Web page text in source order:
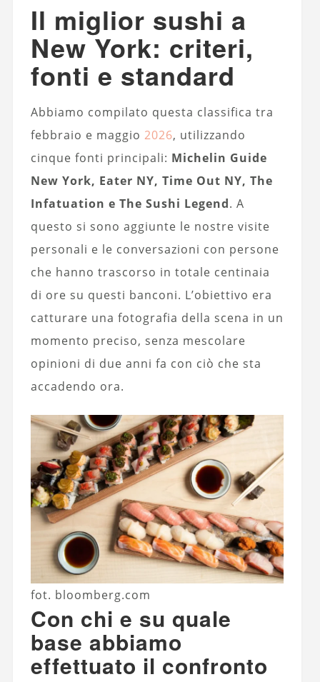
Il miglior sushi a
New York: criteri,
fonti e standard
Abbiamo compilato questa classifica tra
febbraio e maggio 2026, utilizzando
cinque fonti principali: Michelin Guide
New York, Eater NY, Time Out NY, The
Infatuation e The Sushi Legend. A
questo si sono aggiunte le nostre visite
personali e le conversazioni con persone
che hanno trascorso in totale centinaia
di ore su questi banconi. L’obiettivo era
catturare una fotografia della scena in un
momento preciso, senza mescolare
opinioni di due anni fa con ciò che sta
accadendo ora.
fot. bloomberg.com
Con chi e su quale
base abbiamo
effettuato il confronto